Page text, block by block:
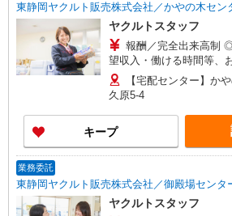
東静岡ヤクルト販売株式会社／かやの木セン
ヤクルトスタッフ
報酬／完全出来高制
望収入・働ける時間等、
（環境に合わせて短時間
す。） ※収入例［1］・
30,000円〜 ※収入例［2
80,000円以上も可
【宅配センター】か
久原5-4
キープ
業務委託
東静岡ヤクルト販売株式会社／御殿場センタ
ヤクルトスタッフ